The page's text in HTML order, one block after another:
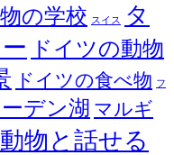
の学校 スイス
タ
ドイツの動物
ドイツの食べ物 フ
デン湖 マルギ
動物と話せる